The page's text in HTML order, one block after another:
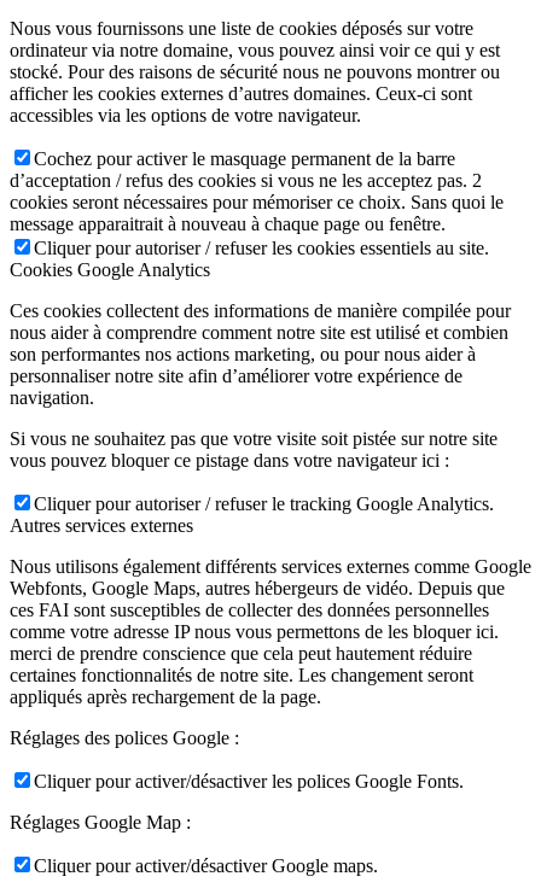
Nous vous fournissons une liste de cookies déposés sur votre
ordinateur via notre domaine, vous pouvez ainsi voir ce qui y est
stocké. Pour des raisons de sécurité nous ne pouvons montrer ou
afficher les cookies externes d’autres domaines. Ceux-ci sont
accessibles via les options de votre navigateur.
Cochez pour activer le masquage permanent de la barre
d’acceptation / refus des cookies si vous ne les acceptez pas. 2
cookies seront nécessaires pour mémoriser ce choix. Sans quoi le
message apparaitrait à nouveau à chaque page ou fenêtre.
Cliquer pour autoriser / refuser les cookies essentiels au site.
Cookies Google Analytics
Ces cookies collectent des informations de manière compilée pour
nous aider à comprendre comment notre site est utilisé et combien
son performantes nos actions marketing, ou pour nous aider à
personnaliser notre site afin d’améliorer votre expérience de
navigation.
Si vous ne souhaitez pas que votre visite soit pistée sur notre site
vous pouvez bloquer ce pistage dans votre navigateur ici :
Cliquer pour autoriser / refuser le tracking Google Analytics.
Autres services externes
Nous utilisons également différents services externes comme Google
Webfonts, Google Maps, autres hébergeurs de vidéo. Depuis que
ces FAI sont susceptibles de collecter des données personnelles
comme votre adresse IP nous vous permettons de les bloquer ici.
merci de prendre conscience que cela peut hautement réduire
certaines fonctionnalités de notre site. Les changement seront
appliqués après rechargement de la page.
Réglages des polices Google :
Cliquer pour activer/désactiver les polices Google Fonts.
Réglages Google Map :
Cliquer pour activer/désactiver Google maps.